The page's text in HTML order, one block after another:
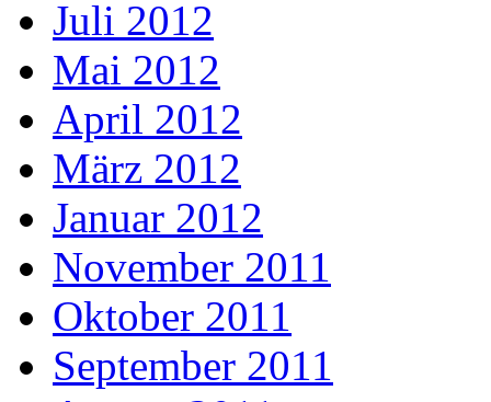
Juli 2012
Mai 2012
April 2012
März 2012
Januar 2012
November 2011
Oktober 2011
September 2011